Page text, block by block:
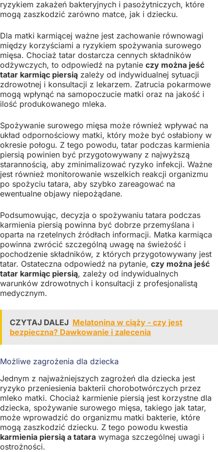
ryzykiem zakażeń bakteryjnych i pasożytniczych, które
mogą zaszkodzić zarówno matce, jak i dziecku.
Dla matki karmiącej ważne jest zachowanie równowagi
między korzyściami a ryzykiem spożywania surowego
mięsa. Chociaż tatar dostarcza cennych składników
odżywczych, to odpowiedź na pytanie czy można jeść
tatar karmiąc piersią zależy od indywidualnej sytuacji
zdrowotnej i konsultacji z lekarzem. Zatrucia pokarmowe
mogą wpłynąć na samopoczucie matki oraz na jakość i
ilość produkowanego mleka.
Spożywanie surowego mięsa może również wpływać na
układ odpornościowy matki, który może być osłabiony w
okresie połogu. Z tego powodu, tatar podczas karmienia
piersią powinien być przygotowywany z najwyższą
starannością, aby zminimalizować ryzyko infekcji. Ważne
jest również monitorowanie wszelkich reakcji organizmu
po spożyciu tatara, aby szybko zareagować na
ewentualne objawy niepożądane.
Podsumowując, decyzja o spożywaniu tatara podczas
karmienia piersią powinna być dobrze przemyślana i
oparta na rzetelnych źródłach informacji. Matka karmiąca
powinna zwrócić szczególną uwagę na świeżość i
pochodzenie składników, z których przygotowywany jest
tatar. Ostateczna odpowiedź na pytanie, czy można jeść
tatar karmiąc piersią, zależy od indywidualnych
warunków zdrowotnych i konsultacji z profesjonalistą
medycznym.
CZYTAJ DALEJ Melatonina w ciąży - czy jest
bezpieczna? Dawkowanie i zalecenia
Możliwe zagrożenia dla dziecka
Jednym z najważniejszych zagrożeń dla dziecka jest
ryzyko przeniesienia bakterii chorobotwórczych przez
mleko matki. Chociaż karmienie piersią jest korzystne dla
dziecka, spożywanie surowego mięsa, takiego jak tatar,
może wprowadzić do organizmu matki bakterie, które
mogą zaszkodzić dziecku. Z tego powodu kwestia
karmienia piersią a tatara wymaga szczególnej uwagi i
ostrożności.